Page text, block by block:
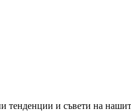
тенденции и съвети на